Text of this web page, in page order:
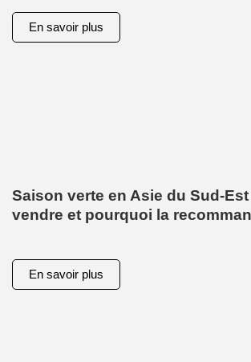
En savoir plus
Saison verte en Asie du Sud-
vendre et pourquoi la
En savoir plus